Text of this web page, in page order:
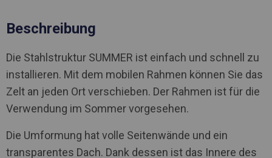
Beschreibung
Die Stahlstruktur SUMMER ist einfach und schnell zu
installieren. Mit dem mobilen Rahmen können Sie das
Zelt an jeden Ort verschieben. Der Rahmen ist für die
Verwendung im Sommer vorgesehen.
Die Umformung hat volle Seitenwände und ein
transparentes Dach. Dank dessen ist das Innere des